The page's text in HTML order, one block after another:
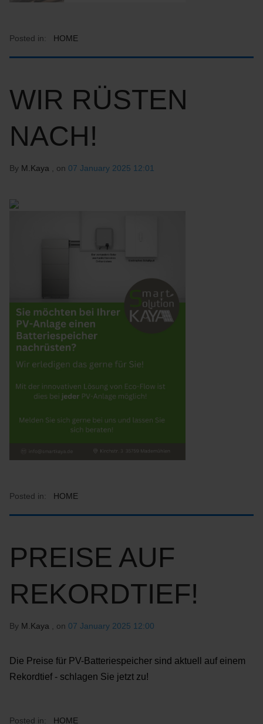
Posted in: HOME
WIR RÜSTEN
NACH!
By M.Kaya , on 07 January 2025 12:01
Posted in: HOME
PREISE AUF
REKORDTIEF!
By M.Kaya , on 07 January 2025 12:00
Die Preise für PV-Batteriespeicher sind aktuell auf einem
Rekordtief - schlagen Sie jetzt zu!
Posted in: HOME